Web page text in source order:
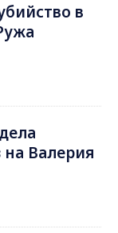
в
на Валерия